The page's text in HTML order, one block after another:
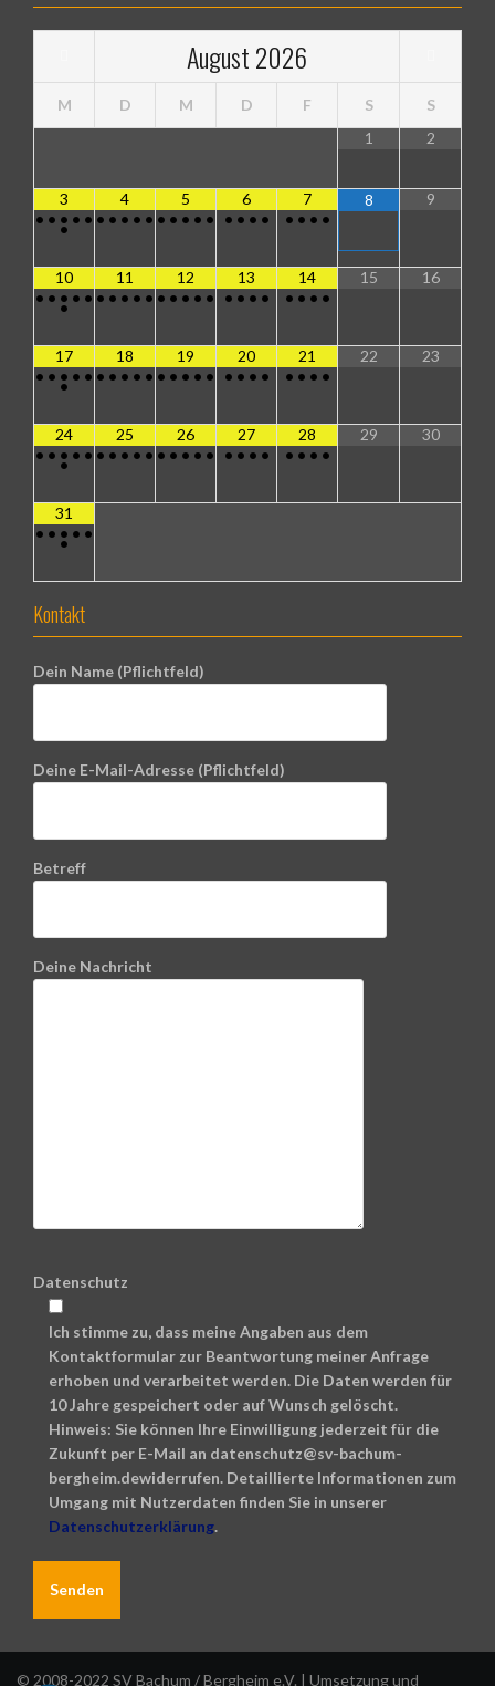
August2026
M D M D F S
S
1
2
3
• • • • •
•
4
• • • • •
5
• • • • •
6
• • • •
7
• • • •
8 9
10
• • • • •
•
11
• • • • •
12
• • • • •
13
• • • •
14
• • • •
15 16
17
• • • • •
•
18
• • • • •
19
• • • • •
20
• • • •
21
• • • •
22 23
24
• • • • •
•
25
• • • • •
26
• • • • •
27
• • • •
28
• • • •
29 30
31
• • • • •
•
Kontakt
Dein Name (Pflichtfeld)
Deine E-Mail-Adresse (Pflichtfeld)
Betreff
Deine Nachricht
Datenschutz
Ich stimme zu, dass meine Angaben aus dem
Kontaktformular zur Beantwortung meiner Anfrage
erhoben und verarbeitet werden. Die Daten werden für
10 Jahre gespeichert oder auf Wunsch gelöscht.
Hinweis: Sie können Ihre Einwilligung jederzeit für die
Zukunft per E-Mail an datenschutz@sv-bachum-
bergheim.dewiderrufen. Detaillierte Informationen zum
Umgang mit Nutzerdaten finden Sie in unserer
Datenschutzerklärung.
© 2008-2022 SV Bachum / Bergheim e.V. | Umsetzung und